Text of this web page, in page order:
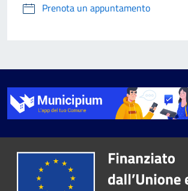
Prenota un appuntamento